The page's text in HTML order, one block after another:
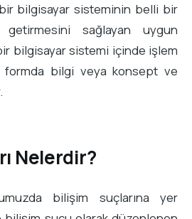
bilgisayar sisteminin belli bir
sağlayan uygun
bilgisayar sistemi içinde işlem
formda bilgi veya konsept ve
Nelerdir?
bilişim suçlarına yer